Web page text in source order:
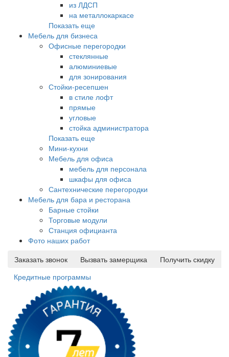
из ЛДСП
на металлокаркасе
Показать еще
Мебель для бизнеса
Офисные перегородки
стеклянные
алюминиевые
для зонирования
Стойки-ресепшен
в стиле лофт
прямые
угловые
стойка администратора
Показать еще
Мини-кухни
Мебель для офиса
мебель для персонала
шкафы для офиса
Сантехнические перегородки
Мебель для бара и ресторана
Барные стойки
Торговые модули
Станция официанта
Фото наших работ
Заказать звонок
Вызвать замерщика
Получить скидку
Кредитные программы